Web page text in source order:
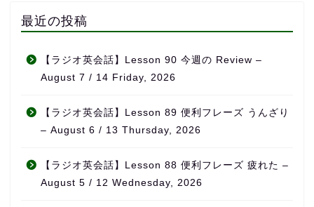
最近の投稿
【ラジオ英会話】Lesson 90 今週の Review –
August 7 / 14 Friday, 2026
【ラジオ英会話】Lesson 89 便利フレーズ うんざり
– August 6 / 13 Thursday, 2026
【ラジオ英会話】Lesson 88 便利フレーズ 疲れた –
August 5 / 12 Wednesday, 2026